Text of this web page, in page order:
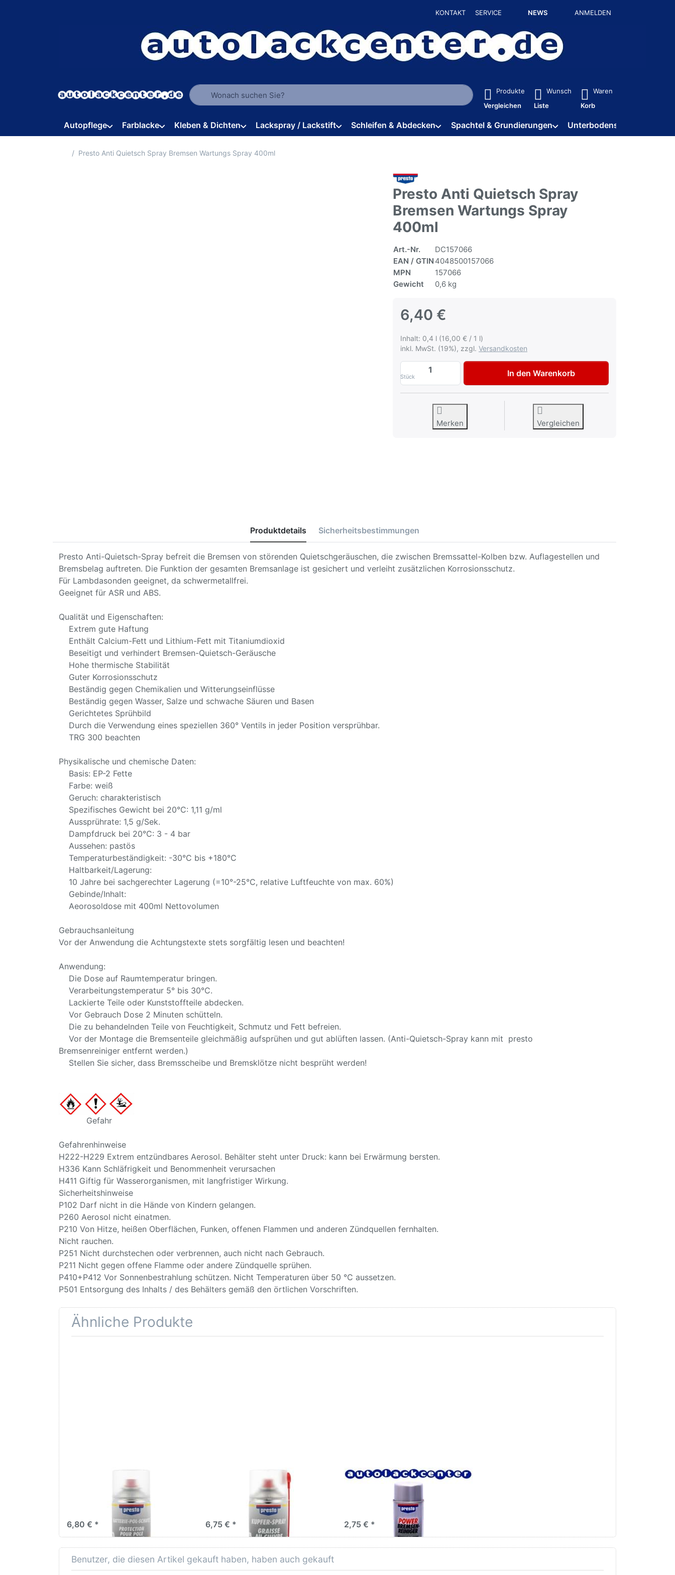
KONTAKT SERVICE NEWS ANMELDEN
Geben Sie einen Suchbegriff ein. Während Sie tippen, erscheinen automatisch erste Ergebnisse. Drücken Sie die Eingabetaste, um alle
Produkte
Vergleichen
Wunsch
Liste
Waren
Korb
Autopflege Farblacke Kleben & Dichten Lackspray / Lackstift Schleifen & Abdecken Spachtel & Grundierungen Unterbodenschutz / HV
Startseite
Presto Anti Quietsch Spray Bremsen Wartungs Spray 400ml
Presto Anti Quietsch Spray
Bremsen Wartungs Spray
400ml
Art.-Nr.
DC157066
EAN / GTIN 4048500157066
MPN
157066
Gewicht
0,6 kg
6,40 €
Inhalt: 0,4 l (16,00 € / 1 l)
inkl. MwSt. (19%), zzgl. Versandkosten
Stück
Presto Anti Quietsch Spray Bremsen Wartungs Spray
In den Warenkorb
Merken Vergleichen
Produktdetails Sicherheitsbestimmungen
Presto Anti-Quietsch-Spray befreit die Bremsen von störenden Quietschgeräuschen, die zwischen Bremssattel-Kolben bzw. Auflagestellen und
Bremsbelag auftreten. Die Funktion der gesamten Bremsanlage ist gesichert und verleiht zusätzlichen Korrosionsschutz.
Für Lambdasonden geeignet, da schwermetallfrei.
Geeignet für ASR und ABS.
Qualität und Eigenschaften:
Extrem gute Haftung
Enthält Calcium-Fett und Lithium-Fett mit Titaniumdioxid
Beseitigt und verhindert Bremsen-Quietsch-Geräusche
Hohe thermische Stabilität
Guter Korrosionsschutz
Beständig gegen Chemikalien und Witterungseinflüsse
Beständig gegen Wasser, Salze und schwache Säuren und Basen
Gerichtetes Sprühbild
Durch die Verwendung eines speziellen 360° Ventils in jeder Position versprühbar.
TRG 300 beachten
Physikalische und chemische Daten:
Basis: EP-2 Fette
Farbe: weiß
Geruch: charakteristisch
Spezifisches Gewicht bei 20°C: 1,11 g/ml
Aussprührate: 1,5 g/Sek.
Dampfdruck bei 20°C: 3 - 4 bar
Aussehen: pastös
Temperaturbeständigkeit: -30°C bis +180°C
Haltbarkeit/Lagerung:
10 Jahre bei sachgerechter Lagerung (=10°-25°C, relative Luftfeuchte von max. 60%)
Gebinde/Inhalt:
Aeorosoldose mit 400ml Nettovolumen
Gebrauchsanleitung
Vor der Anwendung die Achtungstexte stets sorgfältig lesen und beachten!
Anwendung:
Die Dose auf Raumtemperatur bringen.
Verarbeitungstemperatur 5° bis 30°C.
Lackierte Teile oder Kunststoffteile abdecken.
Vor Gebrauch Dose 2 Minuten schütteln.
Die zu behandelnden Teile von Feuchtigkeit, Schmutz und Fett befreien.
Vor der Montage die Bremsenteile gleichmäßig aufsprühen und gut ablüften lassen. (Anti-Quietsch-Spray kann mit presto
Bremsenreiniger entfernt werden.)
Stellen Sie sicher, dass Bremsscheibe und Bremsklötze nicht besprüht werden!
Gefahr
Gefahrenhinweise
H222-H229 Extrem entzündbares Aerosol. Behälter steht unter Druck: kann bei Erwärmung bersten.
H336 Kann Schläfrigkeit und Benommenheit verursachen
H411 Giftig für Wasserorganismen, mit langfristiger Wirkung.
Sicherheitshinweise
P102 Darf nicht in die Hände von Kindern gelangen.
P260 Aerosol nicht einatmen.
P210 Von Hitze, heißen Oberflächen, Funken, offenen Flammen und anderen Zündquellen fernhalten.
Nicht rauchen.
P251 Nicht durchstechen oder verbrennen, auch nicht nach Gebrauch.
P211 Nicht gegen offene Flamme oder andere Zündquelle sprühen.
P410+P412 Vor Sonnenbestrahlung schützen. Nicht Temperaturen über 50 °C aussetzen.
P501 Entsorgung des Inhalts / des Behälters gemäß den örtlichen Vorschriften.
Ähnliche Produkte
Presto Batteriepol -
Schutzspray Polfett 400ml
6,80 € *
Presto Kupfer Spray
Montagepaste 400ml
6,75 € *
Presto Bremsenreinigerspray
Bremsenreiniger 500ml
Zum schnellen Reinigen und Entfetten
von Trommel- und Scheibenbremsen,
Bremsenzubehör und Kupplungsteilen
2,75 € *
Benutzer, die diesen Artikel gekauft haben, haben auch gekauft